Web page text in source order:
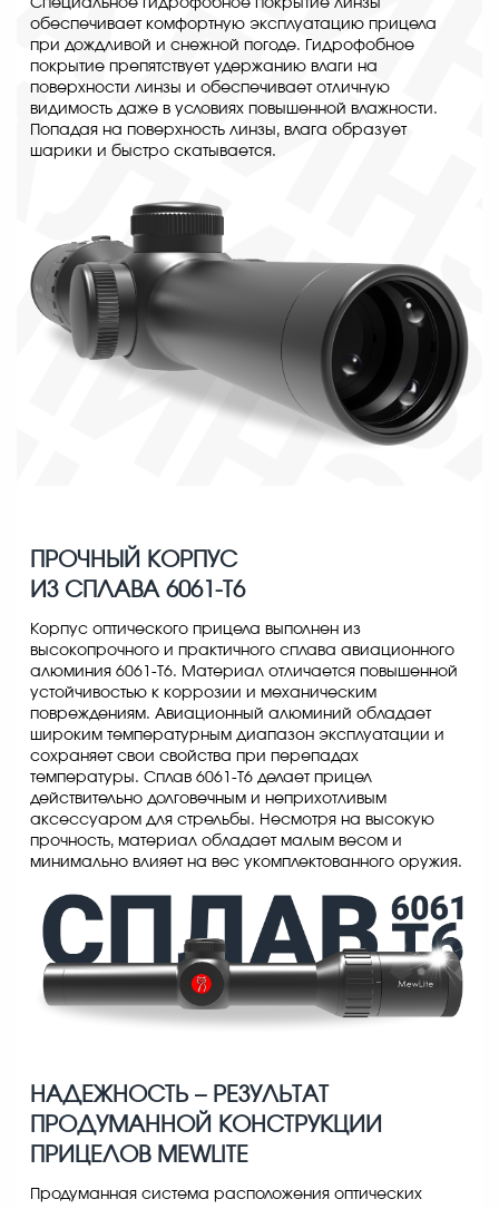
Специальное гидрофобное покрытие линзы
обеспечивает комфортную эксплуатацию прицела
при дождливой и снежной погоде. Гидрофобное
покрытие препятствует удержанию влаги на
поверхности линзы и обеспечивает отличную
видимость даже в условиях повышенной влажности.
Попадая на поверхность линзы, влага образует
шарики и быстро скатывается.
ПРОЧНЫЙ КОРПУС
ИЗ СПЛАВА 6061-Т6
Корпус оптического прицела выполнен из
высокопрочного и практичного сплава авиационного
алюминия 6061-Т6. Материал отличается повышенной
устойчивостью к коррозии и механическим
повреждениям. Авиационный алюминий обладает
широким температурным диапазон эксплуатации и
сохраняет свои свойства при перепадах
температуры. Сплав 6061-Т6 делает прицел
действительно долговечным и неприхотливым
аксессуаром для стрельбы. Несмотря на высокую
прочность, материал обладает малым весом и
минимально влияет на вес укомплектованного оружия.
НАДЕЖНОСТЬ – РЕЗУЛЬТАТ
ПРОДУМАННОЙ КОНСТРУКЦИИ
ПРИЦЕЛОВ MEWLITE
Продуманная система расположения оптических